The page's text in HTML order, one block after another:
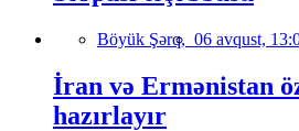
Böyük Şərq, 06 avqust,
İran və Ermənistan
hazırlayır